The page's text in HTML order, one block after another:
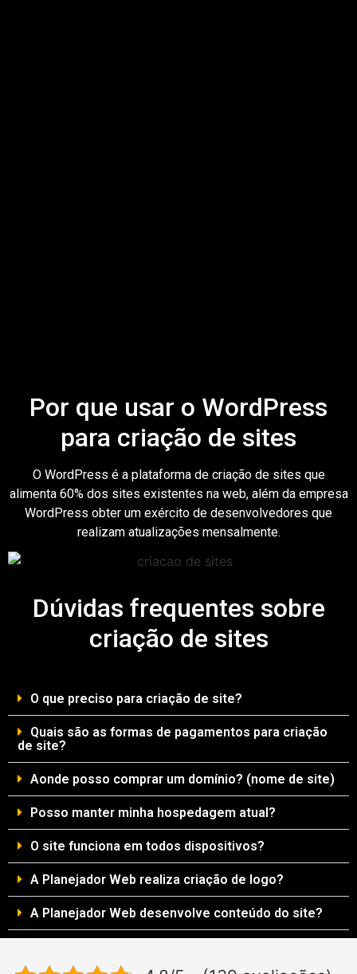
Por que usar o WordPress
para criação de sites
O WordPress é a plataforma de criação de sites que
alimenta 60% dos sites existentes na web, além da empresa
WordPress obter um exército de desenvolvedores que
realizam atualizações mensalmente.
Dúvidas frequentes sobre
criação de sites
O que preciso para criação de site?
Quais são as formas de pagamentos para criação
de site?
Aonde posso comprar um domínio? (nome de site)
Posso manter minha hospedagem atual?
O site funciona em todos dispositivos?
A Planejador Web realiza criação de logo?
A Planejador Web desenvolve conteúdo do site?